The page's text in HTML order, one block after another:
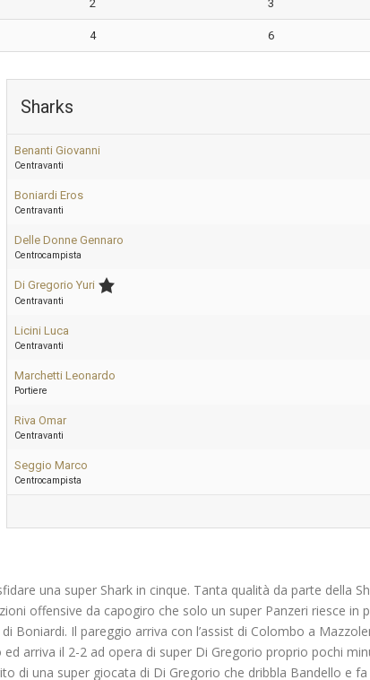
2 3
4 6
Sharks
Benanti Giovanni
Centravanti
Boniardi Eros
Centravanti
Delle Donne Gennaro
Centrocampista
Di Gregorio Yuri
Centravanti
Licini Luca
Centravanti
Marchetti Leonardo
Portiere
Riva Omar
Centravanti
Seggio Marco
Centrocampista
una super Shark in cinque. Tanta qualità da parte della
offensive da capogiro che solo un super Panzeri riesce in
Il pareggio arriva con l’assist di Colombo a
arriva il 2-2 ad opera di super Di Gregorio proprio pochi
di una super giocata di Di Gregorio che dribbla Bandello e